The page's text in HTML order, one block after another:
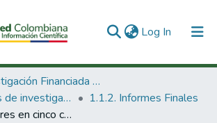
Log In (current)
1. Investigación Financiada con Recursos Públicos
1.1 Productos de investigación
1.1.2. Informes Finales
Padres y madres en cinco ciudades colombianas, cambios y permanencias.